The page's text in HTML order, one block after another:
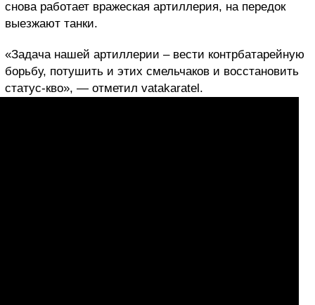
снова работает вражеская артиллерия, на передок
выезжают танки.
«Задача нашей артиллерии – вести контрбатарейную
борьбу, потушить и этих смельчаков и восстановить
статус-кво», — отметил vatakaratel.